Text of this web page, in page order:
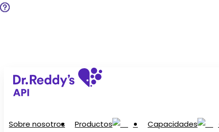
Sobre nosotros Productos Capacidades